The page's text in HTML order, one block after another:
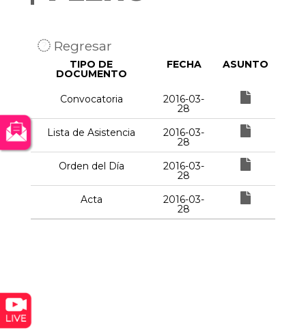
Regresar
TIPO DE
DOCUMENTO
FECHA ASUNTO
Convocatoria 2016-03-
28
Lista de Asistencia
2016-03-
28
Orden del Día
2016-03-
28
Acta
2016-03-
28